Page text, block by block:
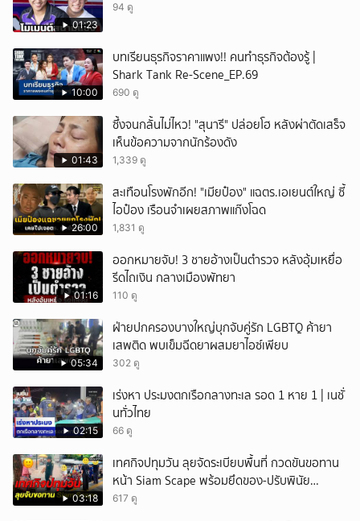
01:23
94 ดู
10:00
บทเรียนธุรกิจราคาแพง!! คนทำธุรกิจต้องรู้ |
Shark Tank Re-Scene_EP.69
690 ดู
01:43
ซึ้งจนกลั้นไม่ไหว! "สุนารี" ปล่อยโฮ หลังผ่าตัดเสร็จ
เห็นข้อความจากนักร้องดัง
1,339 ดู
26:00
สะเทือนโรงพักอีก! "เมียป๋อง" แฉตร.เอเยนต์ใหญ่ ซี้
ไอป๋อง เรือนจำเผยสภาพแก๊งโฉด
1,831 ดู
01:16
ออกหมายจับ! 3 ชายอ้างเป็นตำรวจ หลังอุ้มเหยื่อ
รีดไถเงิน กลางเมืองพัทยา
110 ดู
05:34
ฝ่ายปกครองบางใหญ่บุกจับคู่รัก LGBTQ ค้ายา
เสพติด พบเข็มฉีดยาผสมยาไอซ์เพียบ
302 ดู
02:15
เร่งหา ประมงตกเรือกลางทะเล รอด 1 หาย 1 | เนชั่
นทั่วไทย
66 ดู
03:18
เทศกิจปทุมวัน ลุยจัดระเบียบพื้นที่ กวดขันขอทาน
หน้า Siam Scape พร้อมยึดของ-ปรับพินัย
แผงลอย
617 ดู